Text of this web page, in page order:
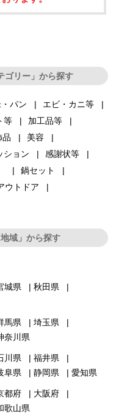
ゴリー」から探す
パン
エビ・カニ等
等
加工品等
品
美容
ション
感謝状等
鍋セット
ウトドア
域」から探す
城県
秋田県
馬県
埼玉県
奈川県
川県
福井県
阜県 静岡県 愛知県
都府
大阪府
歌山県